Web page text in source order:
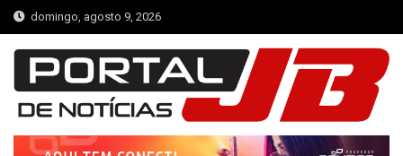
Skip
to
content
domingo, agosto 9, 2026
Portal de Notícias JB
Notícias de Simplício Mendes e Região